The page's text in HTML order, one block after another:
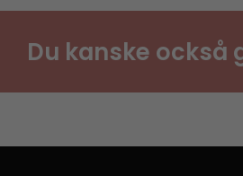
Du kanske också